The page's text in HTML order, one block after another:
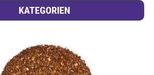
KATEGORIEN